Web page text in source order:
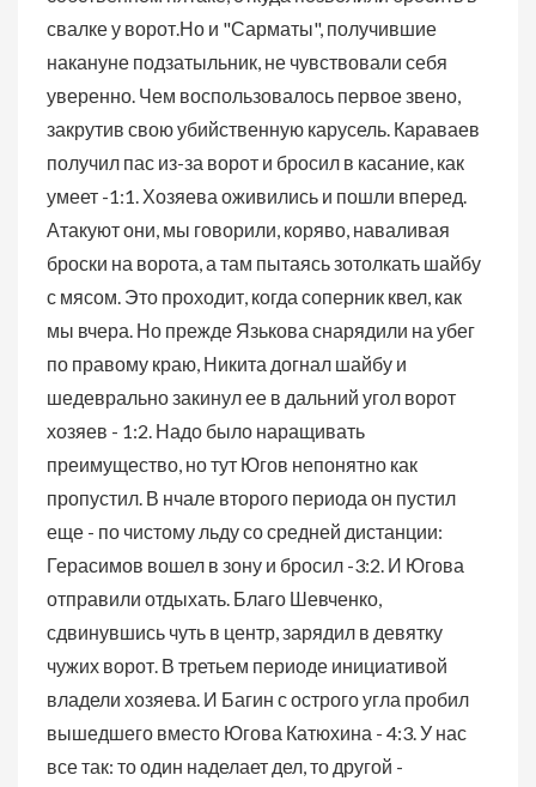
свалке у ворот.Но и "Сарматы", получившие
накануне подзатыльник, не чувствовали себя
уверенно. Чем воспользовалось первое звено,
закрутив свою убийственную карусель. Караваев
получил пас из-за ворот и бросил в касание, как
умеет -1:1. Хозяева оживились и пошли вперед.
Атакуют они, мы говорили, коряво, наваливая
броски на ворота, а там пытаясь зотолкать шайбу
с мясом. Это проходит, когда соперник квел, как
мы вчера. Но прежде Язькова снарядили на убег
по правому краю, Никита догнал шайбу и
шедеврально закинул ее в дальний угол ворот
хозяев - 1:2. Надо было наращивать
преимущество, но тут Югов непонятно как
пропустил. В нчале второго периода он пустил
еще - по чистому льду со средней дистанции:
Герасимов вошел в зону и бросил -3:2. И Югова
отправили отдыхать. Благо Шевченко,
сдвинувшись чуть в центр, зарядил в девятку
чужих ворот. В третьем периоде инициативой
владели хозяева. И Багин с острого угла пробил
вышедшего вместо Югова Катюхина - 4:3. У нас
все так: то один наделает дел, то другой -